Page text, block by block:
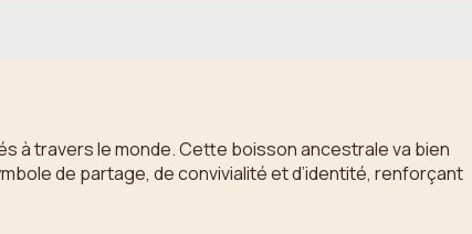
à travers le monde. Cette boisson ancestrale va bien
de partage, de convivialité et d’identité, renforçant